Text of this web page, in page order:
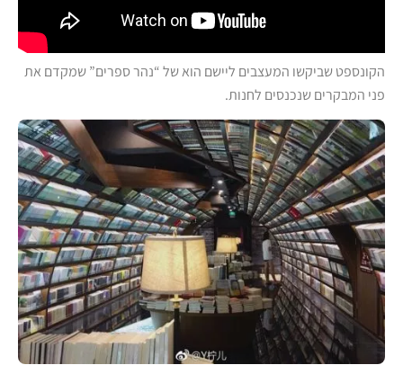
הקונספט שביקשו המעצבים ליישם הוא של “נהר ספרים” שמקדם את
פני המבקרים שנכנסים לחנות.